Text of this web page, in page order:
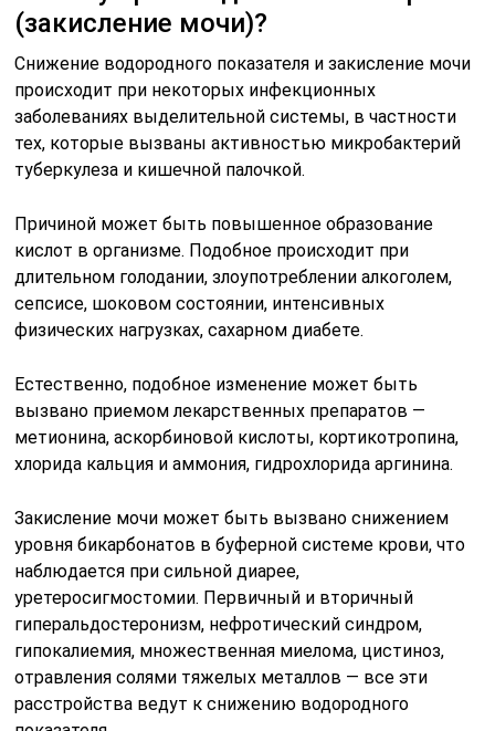
(закисление мочи)?
Снижение водородного показателя и закисление мочи
происходит при некоторых инфекционных
заболеваниях выделительной системы, в частности
тех, которые вызваны активностью микробактерий
туберкулеза и кишечной палочкой.
Причиной может быть повышенное образование
кислот в организме. Подобное происходит при
длительном голодании, злоупотреблении алкоголем,
сепсисе, шоковом состоянии, интенсивных
физических нагрузках, сахарном диабете.
Естественно, подобное изменение может быть
вызвано приемом лекарственных препаратов —
метионина, аскорбиновой кислоты, кортикотропина,
хлорида кальция и аммония, гидрохлорида аргинина.
Закисление мочи может быть вызвано снижением
уровня бикарбонатов в буферной системе крови, что
наблюдается при сильной диарее,
уретеросигмостомии. Первичный и вторичный
гиперальдостеронизм, нефротический синдром,
гипокалиемия, множественная миелома, цистиноз,
отравления солями тяжелых металлов — все эти
расстройства ведут к снижению водородного